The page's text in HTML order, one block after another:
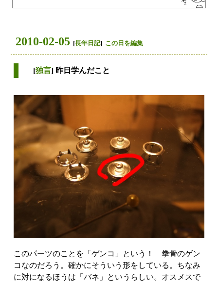
2010-02-05 [長年日記] この日を編集
[独言] 昨日学んだこと
このパーツのことを「ゲンコ」という！ 拳骨のゲン
コなのだろう。確かにそういう形をしている。ちなみ
に対になるほうは「バネ」というらしい。オスメスで